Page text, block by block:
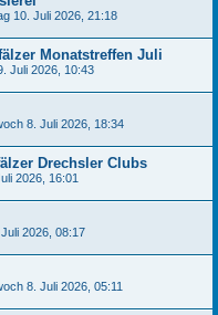
10. Juli 2026, 21:18
Monatstreffen Juli
Juli 2026, 10:43
8. Juli 2026, 18:34
Drechsler Clubs
2026, 16:01
2026, 08:17
8. Juli 2026, 05:11